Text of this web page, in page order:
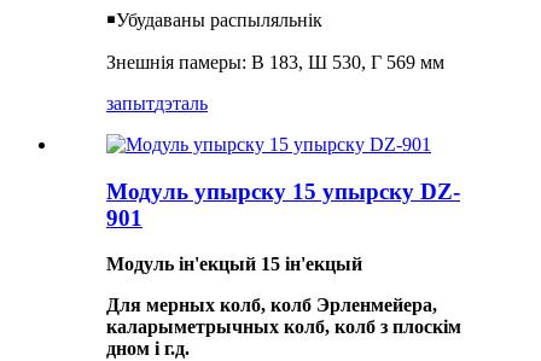
￭Убудаваны распыляльнік
Знешнія памеры: В 183, Ш 530, Г 569 мм
запытдэталь
Модуль упырску 15 упырску DZ-
901
Модуль ін'екцый 15 ін'екцый
Для мерных колб, колб Эрленмейера,
каларыметрычных колб, колб з плоскім
дном і г.д.